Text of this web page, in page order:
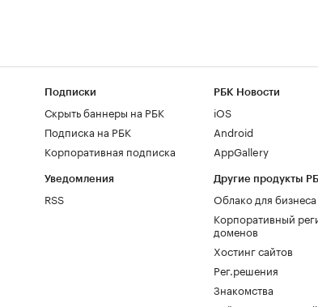
Подписки
Скрыть баннеры на РБК
Подписка на РБК
Корпоративная подписка
Уведомления
RSS
РБК Новости
iOS
Android
AppGallery
Другие продукты
Облако для бизнеса
Корпоративный
доменов
Хостинг сайтов
Рег.решения
Знакомства